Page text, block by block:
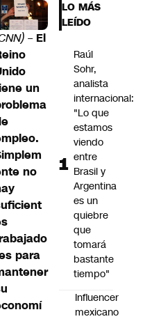
– El
un
no
para
LO MÁS
LEÍDO
Raúl
Sohr,
analista
internacional:
"Lo que
estamos
viendo
entre
Brasil y
Argentina
es un
quiebre
que
tomará
bastante
tiempo"
Influencer
mexicano